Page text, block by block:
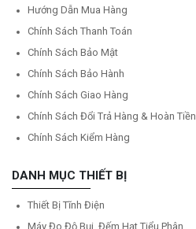
Hướng Dẫn Mua Hàng
Chính Sách Thanh Toán
Chính Sách Bảo Mật
Chính Sách Bảo Hành
Chính Sách Giao Hàng
Chính Sách Đổi Trả Hàng & Hoàn Tiền
Chính Sách Kiểm Hàng
DANH MỤC THIẾT BỊ
Thiết Bị Tĩnh Điện
Máy Đo Độ Bụi, Đếm Hạt Tiểu Phân